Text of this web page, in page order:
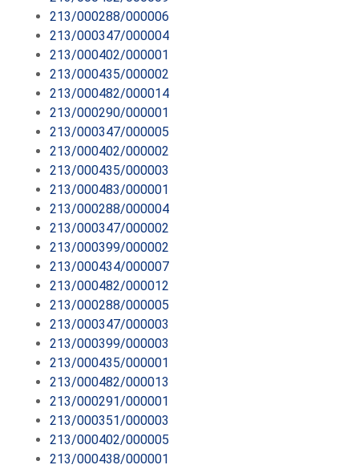
213/000288/000006
213/000347/000004
213/000402/000001
213/000435/000002
213/000482/000014
213/000290/000001
213/000347/000005
213/000402/000002
213/000435/000003
213/000483/000001
213/000288/000004
213/000347/000002
213/000399/000002
213/000434/000007
213/000482/000012
213/000288/000005
213/000347/000003
213/000399/000003
213/000435/000001
213/000482/000013
213/000291/000001
213/000351/000003
213/000402/000005
213/000438/000001